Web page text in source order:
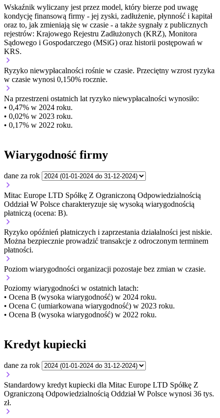
Wskaźnik wyliczany jest przez model, który bierze pod uwagę
kondycję finansową firmy - jej zyski, zadłużenie, płynność i kapitał
oraz to, jak zmieniają się w czasie - a także sygnały z publicznych
rejestrów: Krajowego Rejestru Zadłużonych (KRZ), Monitora
Sądowego i Gospodarczego (MSiG) oraz historii postępowań w
KRS.
Ryzyko niewypłacalności rośnie w czasie. Przeciętny wzrost ryzyka
w czasie wynosi 0,150% rocznie.
Na przestrzeni ostatnich lat ryzyko niewypłacalności wynosiło:
• 0,47% w 2024 roku.
• 0,02% w 2023 roku.
• 0,17% w 2022 roku.
Wiarygodność firmy
dane za rok
Mitac Europe LTD Spółkę Z Ograniczoną Odpowiedzialnością
Oddział W Polsce charakteryzuje się wysoką wiarygodnością
płatniczą (ocena: B).
Ryzyko opóźnień płatniczych i zaprzestania działalności jest niskie.
Można bezpiecznie prowadzić transakcje z odroczonym terminem
płatności.
Poziom wiarygodności organizacji pozostaje bez zmian w czasie.
Poziomy wiarygodności w ostatnich latach:
• Ocena B (wysoka wiarygodność) w 2024 roku.
• Ocena C (umiarkowana wiarygodność) w 2023 roku.
• Ocena B (wysoka wiarygodność) w 2022 roku.
Kredyt kupiecki
dane za rok
Standardowy kredyt kupiecki dla Mitac Europe LTD Spółkę Z
Ograniczoną Odpowiedzialnością Oddział W Polsce wynosi 36 tys.
zł.